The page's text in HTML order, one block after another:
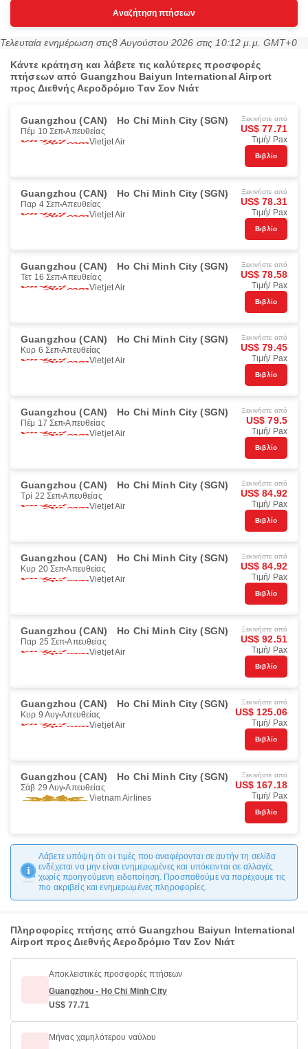
Αναζήτηση πτήσεων
Τελευταία ενημέρωση στις8 Αυγούστου 2026 στις 10:12 μ.μ. GMT+0
Κάντε κράτηση και λάβετε τις καλύτερες προσφορές
πτήσεων από Guangzhou Baiyun International Airport
προς Διεθνής Αεροδρόμιο Ταν Σον Νιάτ
Guangzhou (CAN) Ho Chi Minh City (SGN)
Πέμ 10 Σεπ Απευθείας
Vietjet Air
Ξεκινήστε από
US$ 77.71
Τιμή/ Pax
Βιβλίο
Guangzhou (CAN) Ho Chi Minh City (SGN)
Παρ 4 Σεπ Απευθείας
Vietjet Air
Ξεκινήστε από
US$ 78.31
Τιμή/ Pax
Βιβλίο
Guangzhou (CAN) Ho Chi Minh City (SGN)
Τετ 16 Σεπ Απευθείας
Vietjet Air
Ξεκινήστε από
US$ 78.58
Τιμή/ Pax
Βιβλίο
Guangzhou (CAN) Ho Chi Minh City (SGN)
Κυρ 6 Σεπ Απευθείας
Vietjet Air
Ξεκινήστε από
US$ 79.45
Τιμή/ Pax
Βιβλίο
Guangzhou (CAN) Ho Chi Minh City (SGN)
Πέμ 17 Σεπ Απευθείας
Vietjet Air
Ξεκινήστε από
US$ 79.5
Τιμή/ Pax
Βιβλίο
Guangzhou (CAN) Ho Chi Minh City (SGN)
Τρί 22 Σεπ Απευθείας
Vietjet Air
Ξεκινήστε από
US$ 84.92
Τιμή/ Pax
Βιβλίο
Guangzhou (CAN) Ho Chi Minh City (SGN)
Κυρ 20 Σεπ Απευθείας
Vietjet Air
Ξεκινήστε από
US$ 84.92
Τιμή/ Pax
Βιβλίο
Guangzhou (CAN) Ho Chi Minh City (SGN)
Παρ 25 Σεπ Απευθείας
Vietjet Air
Ξεκινήστε από
US$ 92.51
Τιμή/ Pax
Βιβλίο
Guangzhou (CAN) Ho Chi Minh City (SGN)
Κυρ 9 Αυγ Απευθείας
Vietjet Air
Ξεκινήστε από
US$ 125.06
Τιμή/ Pax
Βιβλίο
Guangzhou (CAN) Ho Chi Minh City (SGN)
Σάβ 29 Αυγ Απευθείας
Vietnam Airlines
Ξεκινήστε από
US$ 167.18
Τιμή/ Pax
Βιβλίο
Λάβετε υπόψη ότι οι τιμές που αναφέρονται σε αυτήν τη σελίδα
ενδέχεται να μην είναι ενημερωμένες και υπόκεινται σε αλλαγές
χωρίς προηγούμενη ειδοποίηση. Προσπαθούμε να παρέχουμε τις
πιο ακριβείς και ενημερωμένες πληροφορίες.
Πληροφορίες πτήσης από Guangzhou Baiyun International
Airport προς Διεθνής Αεροδρόμιο Ταν Σον Νιάτ
Αποκλειστικές προσφορές πτήσεων
Guangzhou - Ho Chi Minh City
US$ 77.71
Μήνας χαμηλότερου ναύλου